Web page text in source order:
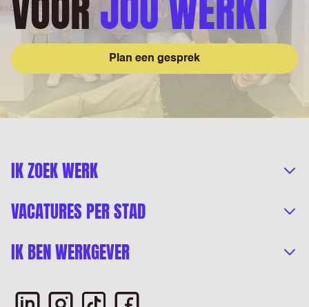
Plan een gesprek
IK ZOEK WERK
VACATURES PER STAD
IK BEN WERKGEVER